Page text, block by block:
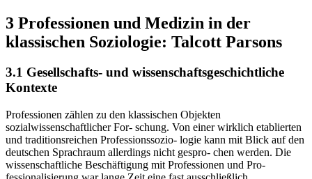
3 Professionen und Medizin in der
klassischen Soziologie: Talcott Parsons
3.1 Gesellschafts- und wissenschaftsgeschichtliche
Kontexte
Professionen zählen zu den klassischen Objekten
sozialwissenschaftlicher For- schung. Von einer wirklich etablierten
und traditionsreichen Professionssozio- logie kann mit Blick auf den
deutschen Sprachraum allerdings nicht gespro- chen werden. Die
wissenschaftliche Beschäftigung mit Professionen und Pro-